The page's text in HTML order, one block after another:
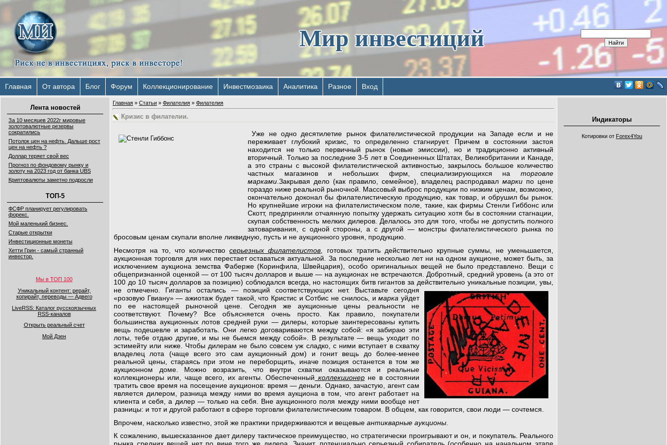
Мир инвестиций
Главная От автора Блог Форум Коллекционирование Инвестмозаика Аналитика Разное Вход
Лента новостей
За 10 месяцев 2022г мировые
золотовалютные резервы
сократились
Потолок цен на нефть. Дальше рост
цен на нефть ?
Доллар теряет свой вес
Прогноз по фондовому рынку и
золоту на 2023 год от банка UBS
Криптовалюты заметно подросли
ТОП-5
ФСФР планирует регулировать
форекс.
Мой маленький бизнес.
Старые открытки
Инвестиционные монеты
Хетти Грин - самый странный
инвестор.
Мы в ТОП 100
Уникальный контент: рерайт,
копирайт, переводы — Адвего
LiveRSS: Каталог русскоязычных
RSS-каналов
Открыть реальный счет
Мой Дзен
Главная » Статьи » Филателия » Филателия
Кризис в филателии.
Уже не одно десятилетие рынок филателистической продукции на Западе если и не
переживает глубокий кризис, то определенно стагнирует. Причем в состоянии застоя
находится не только первичный рынок (новые эмиссии), но и традиционно активный
вторичный. Только за последние 3-5 лет в Соединенных Штатах, Великобритании и Канаде,
а это страны с высокой филателистической активностью, закрылось большое количество
частных магазинов и небольших фирм, специализирующихся на торговле
марками.Закрывая дело (как правило, семейное), владелец распродавалмарки по цене
гораздо ниже реальной рыночной. Массовый выброс продукции по низким ценам, возможно,
окончательно доконал бы филателистическую продукцию, как товар, и обрушил бы рынок.
Но крупнейшие игроки на филателистическом поле, такие, как фирмы Стенли Гиббонс или
Скотт, предприняли отчаянную попытку удержать ситуацию хотя бы в состоянии стагнации,
скупая собственность мелких дилеров. Делалось это для того, чтобы не допустить полного
затоваривания, с одной стороны, а с другой — монстры филателистического рынка по
бросовым ценам скупали вполне ликвидную, пусть и не аукционного уровня, продукцию.
Несмотря на то, что количество серьезных филателистов , готовых тратить действительно крупные суммы, не уменьшается,
аукционная торговля для них перестает оставаться актуальной. За последние несколько лет ни на одном аукционе, может быть, за
исключением аукциона земства Фаберже (Коринфила, Швейцария), особо оригинальных вещей не было представлено. Вещи с
общепризнанной оценкой — от 100 тысяч долларов и выше — на аукционах не встречаются. Добротный, средний уровень (а это от
100 до 10 тысяч долларов за позицию) соблюдался всегда, но настоящих битв гигантов за действительно уникальные позиции, увы,
не отмечено. Гиганты остались — позиций соответствующих нет. Выставьте сегодня
«розовую Гвиану» — ажиотаж будет такой, что Кристис и Сотбис не снилось, имарка уйдет
по ее настоящей рыночной цене. Сегодня же аукционные цены реальности не
соответствуют. Почему? Все объясняется очень просто. Как правило, покупатели
большинства аукционных лотов средней руки — дилеры, которые заинтересованы купить
вещь подешевле и заработать. Они легко договариваются между собой: «я забираю эти
лоты, тебе отдаю другие, и мы не бьемся между собой». В результате — вещь уходит по
эстимейту или ниже. Чтобы дилерам не было совсем уж сладко, с ними вступает в схватку
владелец лота (чаще всего это сам аукционный дом) и гонит вещь до более-менее
реальной цены, стараясь при этом не переборщить, иначе позиция останется в том же
аукционном доме. Можно возразить, что внутри схватки оказываются и реальные
коллекционеры или, чаще всего, их агенты. Обеспеченный коллекционер не в состоянии
тратить свое время на посещение аукционов: время — деньги. Однако, зачастую, агент сам
является дилером, разница между ними во время аукциона в том, что агент работает на
клиента и себя, а дилер — только на себя. Вне аукционного поля между ними вообще нет
разницы: и тот и другой работают в сфере торговли филателистическим товаром. В общем, как говорится, свои люди — сочтемся.
Впрочем, насколько известно, этой же практики придерживаются и вещевые антикварные аукционы
К сожалению, вышесказанное дает дилеру тактическое преимущество, но стратегически проигрывают и он, и покупатель. Реального
Индикаторы
Котировки от Forex4You